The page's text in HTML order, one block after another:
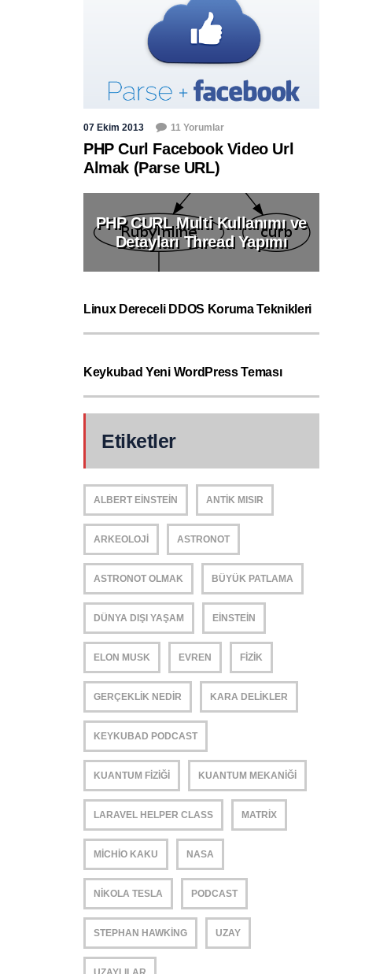
07 Ekim 2013 11 Yorumlar
PHP Curl Facebook Video Url
Almak (Parse URL)
PHP CURL Multi Kullanımı ve
Detayları Thread Yapımı
Linux Dereceli DDOS Koruma Teknikleri
Keykubad Yeni WordPress Teması
Etiketler
ALBERT EINSTEIN ANTIK MISIR
ARKEOLOJI ASTRONOT
ASTRONOT OLMAK BÜYÜK PATLAMA
DÜNYA DIŞI YAŞAM EINSTEIN
ELON MUSK EVREN FIZIK
GERÇEKLIK NEDIR KARA DELIKLER
KEYKUBAD PODCAST
KUANTUM FIZIĞI KUANTUM MEKANIĞI
LARAVEL HELPER CLASS MATRIX
MICHIO KAKU NASA
NIKOLA TESLA PODCAST
STEPHAN HAWKING UZAY